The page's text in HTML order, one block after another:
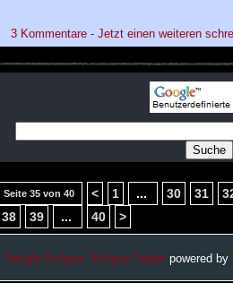
3 Kommentare - Jetzt einen weiteren
Seite 35 von 40 < 1 ... 30 31
38
39 ... 40 >
Twilight Eclipse, Eclipse Trailer powered by